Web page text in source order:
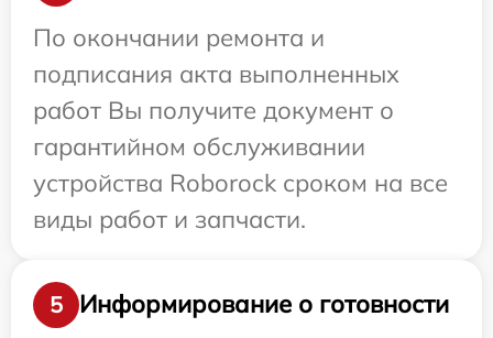
По окончании ремонта и
подписания акта выполненных
работ Вы получите документ о
гарантийном обслуживании
устройства Roborock сроком на все
виды работ и запчасти.
5
Информирование о готовности